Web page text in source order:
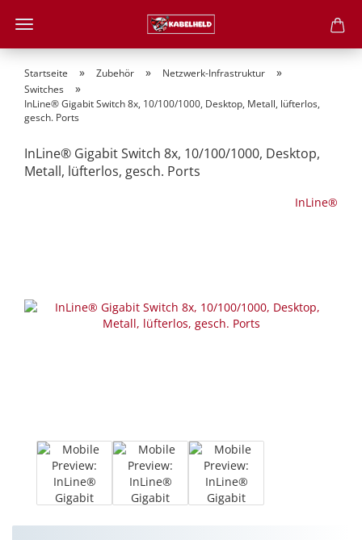
Startseite » Zubehör » Netzwerk-Infrastruktur »
Switches »
InLine® Gigabit Switch 8x, 10/100/1000, Desktop, Metall, lüfterlos,
gesch. Ports
InLine® Gigabit Switch 8x, 10/100/1000, Desktop,
Metall, lüfterlos, gesch. Ports
InLine®